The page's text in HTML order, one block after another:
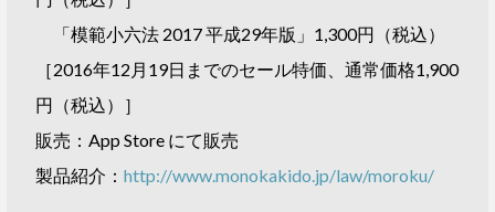
「模範小六法 2017 平成29年版」1,300円（税込）
［2016年12月19日までのセール特価、通常価格1,900
円（税込）］
販売：App Store にて販売
製品紹介：http://www.monokakido.jp/law/moroku/